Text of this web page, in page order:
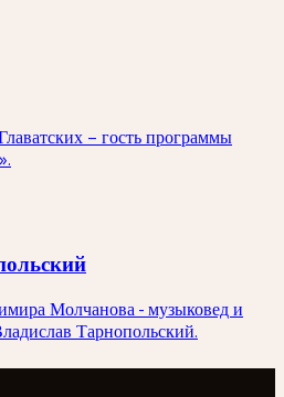
– гость программы
Молчанова - музыковед и
Тарнопольский.